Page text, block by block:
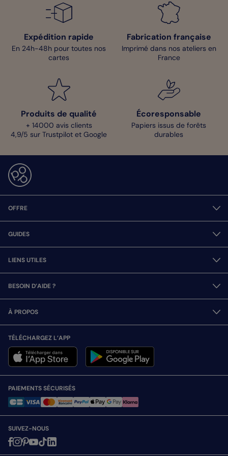
Expédition rapide
En 24h-48h pour toutes nos
cartes
Fabrication française
Imprimé dans nos ateliers en
France
Produits de qualité
+ 14000 avis clients
4,9/5 sur Trustpilot et Google
Écoresponsable
Papiers issus de forêts
durables
OFFRE
GUIDES
LIENS UTILES
BESOIN D’AIDE ?
À PROPOS
TÉLÉCHARGEZ L’APP
PAIEMENTS SÉCURISÉS
SUIVEZ-NOUS